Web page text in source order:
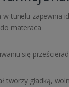
w tunelu zapewnia
materaca
się
tworzy gładką,